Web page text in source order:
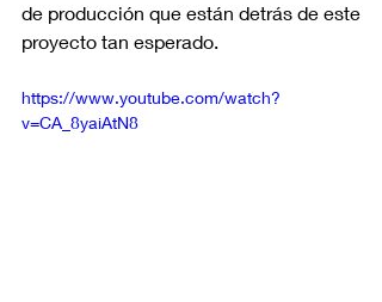
de producción que están detrás de este
proyecto tan esperado.
https://www.youtube.com/watch?
v=CA_8yaiAtN8